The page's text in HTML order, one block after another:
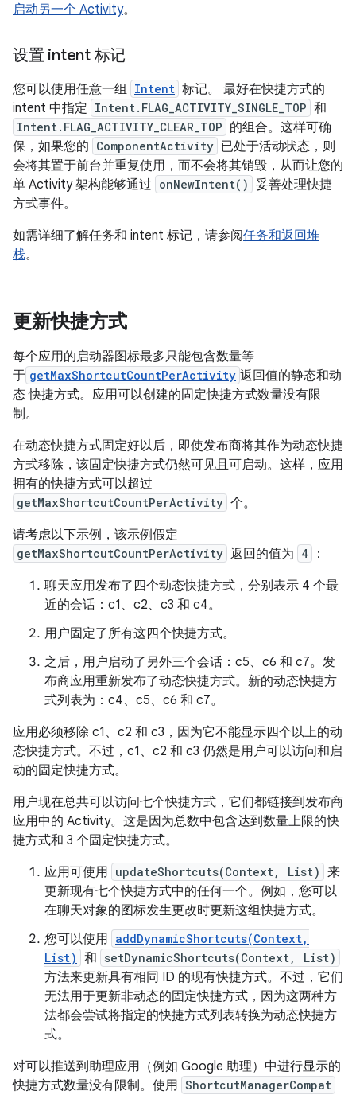
启动另一个 Activity。
设置 intent 标记
您可以使用任意一组 Intent 标记。 最好在快捷方式的
intent 中指定 Intent.FLAG_ACTIVITY_SINGLE_TOP 和
Intent.FLAG_ACTIVITY_CLEAR_TOP 的组合。这样可确
保，如果您的 ComponentActivity 已处于活动状态，则
会将其置于前台并重复使用，而不会将其销毁，从而让您的
单 Activity 架构能够通过 onNewIntent() 妥善处理快捷
方式事件。
如需详细了解任务和 intent 标记，请参阅任务和返回堆
栈。
更新快捷方式
每个应用的启动器图标最多只能包含数量等
于 getMaxShortcutCountPerActivity 返回值的静态和动
态 快捷方式。应用可以创建的固定快捷方式数量没有限
制。
在动态快捷方式固定好以后，即使发布商将其作为动态快捷
方式移除，该固定快捷方式仍然可见且可启动。这样，应用
拥有的快捷方式可以超过
getMaxShortcutCountPerActivity 个。
请考虑以下示例，该示例假定
getMaxShortcutCountPerActivity 返回的值为 4
：
聊天应用发布了四个动态快捷方式，分别表示 4 个最
近的会话：c1、c2、c3 和 c4。
用户固定了所有这四个快捷方式。
之后，用户启动了另外三个会话：c5、c6 和 c7。发
布商应用重新发布了动态快捷方式。新的动态快捷方
式列表为：c4、c5、c6 和 c7。
应用必须移除 c1、c2 和 c3，因为它不能显示四个以上的动
态快捷方式。不过，c1、c2 和 c3 仍然是用户可以访问和启
动的固定快捷方式。
用户现在总共可以访问七个快捷方式，它们都链接到发布商
应用中的 Activity。这是因为总数中包含达到数量上限的快
捷方式和 3 个固定快捷方式。
应用可使用 updateShortcuts(Context, List) 来
更新现有七个快捷方式中的任何一个。例如，您可以
在聊天对象的图标发生更改时更新这组快捷方式。
您可以使用 addDynamicShortcuts(Context,
List) 和 setDynamicShortcuts(Context, List)
方法来更新具有相同 ID 的现有快捷方式。不过，它们
无法用于更新非动态的固定快捷方式，因为这两种方
法都会尝试将指定的快捷方式列表转换为动态快捷方
式。
对可以推送到助理应用（例如 Google 助理）中进行显示的
快捷方式数量没有限制。使用 ShortcutManagerCompat